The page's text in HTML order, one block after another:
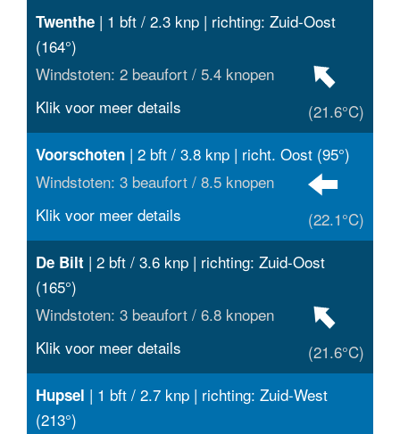
Twenthe | 1 bft / 2.3 knp | richting: Zuid-Oost
(164°)
Windstoten: 2 beaufort / 5.4 knopen
(21.6°C)
Klik voor meer details
Voorschoten | 2 bft / 3.8 knp | richt. Oost (95°)
Windstoten: 3 beaufort / 8.5 knopen
(22.1°C)
Klik voor meer details
De Bilt | 2 bft / 3.6 knp | richting: Zuid-Oost
(165°)
Windstoten: 3 beaufort / 6.8 knopen
(21.6°C)
Klik voor meer details
Hupsel | 1 bft / 2.7 knp | richting: Zuid-West
(213°)